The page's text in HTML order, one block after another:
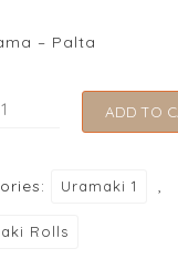
– Palta
ADD TO
Uramaki 1 ,
Rolls